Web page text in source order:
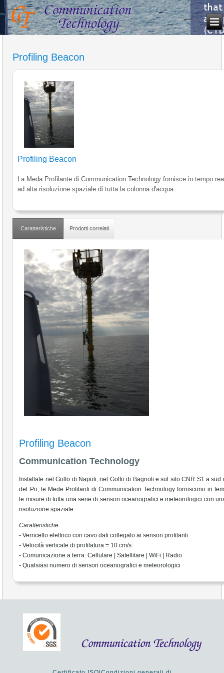
Profiling Beacon
Profiling Beacon
La Meda Profilante di Communication Technology fornisce in tempo
ad alta risoluzione spaziale di tutta la colonna d'acqua.
Caratteristiche Prodotti correlati
Profiling Beacon
Communication Technology
Installate nel Golfo di Napoli, nel Golfo di Bagnoli e sul sito CNR S1 a sud
del Po, le Mede Profilanti di Communication Technology forniscono in
le misure di tutta una serie di sensori oceanografici e meteorologici con
risoluzione spaziale.
Caratteristiche
- Verricello elettrico con cavo dati collegato ai sensori profilanti
- Velocità verticale di profilatura = 10 cm/s
- Comunicazione a terra: Cellulare | Satellitare | WiFi | Radio
- Qualsiasi numero di sensori oceanografici e meteorologici